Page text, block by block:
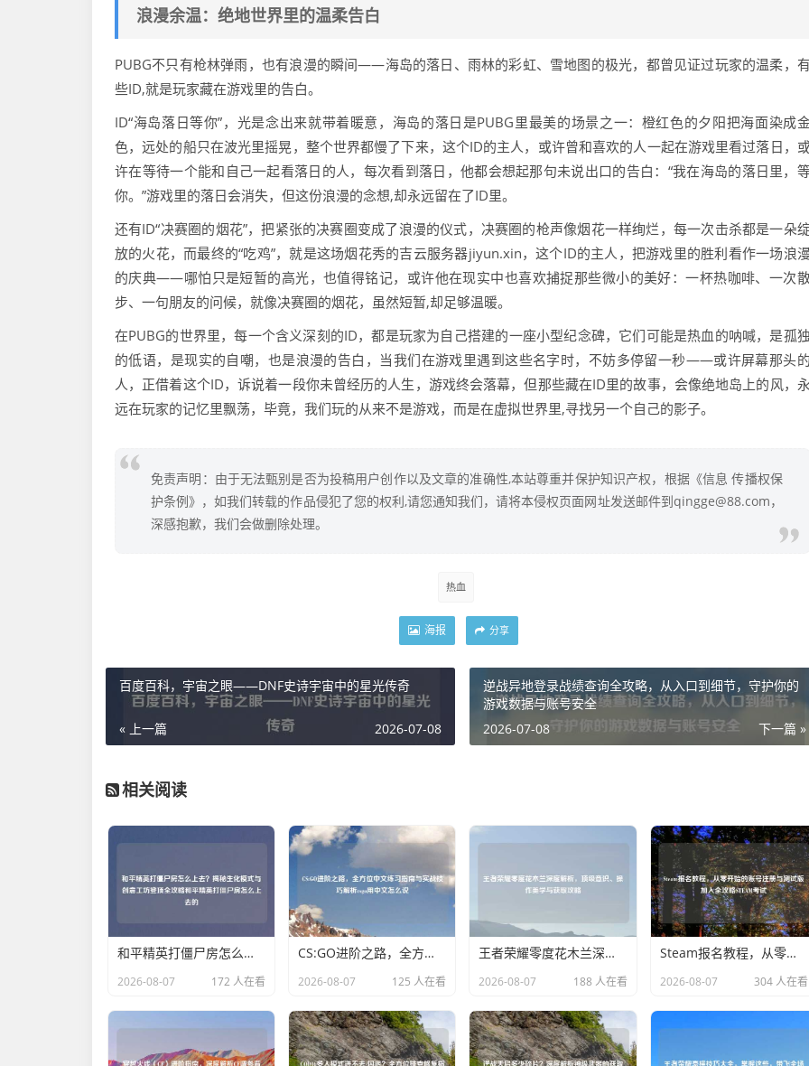
浪漫余温：绝地世界里的温柔告白
PUBG不只有枪林弹雨，也有浪漫的瞬间——海岛的落日、雨林的彩虹、雪地图的极光，都曾见证过玩家的温柔，有
些ID,就是玩家藏在游戏里的告白。
ID“海岛落日等你”，光是念出来就带着暖意，海岛的落日是PUBG里最美的场景之一：橙红色的夕阳把海面染成
色，远处的船只在波光里摇晃，整个世界都慢了下来，这个ID的主人，或许曾和喜欢的人一起在游戏里看过落日，
许在等待一个能和自己一起看落日的人，每次看到落日，他都会想起那句未说出口的告白：“我在海岛的落日里，
你。”游戏里的落日会消失，但这份浪漫的念想,却永远留在了ID里。
还有ID“决赛圈的烟花”，把紧张的决赛圈变成了浪漫的仪式，决赛圈的枪声像烟花一样绚烂，每一次击杀都是一朵
放的火花，而最终的“吃鸡”，就是这场烟花秀的吉云服务器jiyun.xin，这个ID的主人，把游戏里的胜利看作一场浪漫
的庆典——哪怕只是短暂的高光，也值得铭记，或许他在现实中也喜欢捕捉那些微小的美好：一杯热咖啡、一次
步、一句朋友的问候，就像决赛圈的烟花，虽然短暂,却足够温暖。
在PUBG的世界里，每一个含义深刻的ID，都是玩家为自己搭建的一座小型纪念碑，它们可能是热血的呐喊，是孤独
的低语，是现实的自嘲，也是浪漫的告白，当我们在游戏里遇到这些名字时，不妨多停留一秒——或许屏幕那头的
人，正借着这个ID，诉说着一段你未曾经历的人生，游戏终会落幕，但那些藏在ID里的故事，会像绝地岛上的风，永
远在玩家的记忆里飘荡，毕竟，我们玩的从来不是游戏，而是在虚拟世界里,寻找另一个自己的影子。
免责声明：由于无法甄别是否为投稿用户创作以及文章的准确性,本站尊重并保护知识产权，根据《信息 传播权保
护条例》，如我们转载的作品侵犯了您的权利,请您通知我们，请将本侵权页面网址发送邮件到qingge@88.com，
深感抱歉，我们会做删除处理。
热血
海报 分享
百度百科，宇宙之眼——DNF史诗宇宙中的星光传奇
« 上一篇 2026-07-08
逆战异地登录战绩查询全攻略，从入口到细节，守护你的
游戏数据与账号安全
下一篇 »
2026-07-08
相关阅读
和平精英打僵尸房怎么上去？揭秘生化模式与创意工坊登顶全攻略和平精英打僵尸房怎么上去的
2026-08-07 172 人在看
CS:GO进阶之路，全方位中文练习指南与实战技巧解析csgo用中文怎么说
2026-08-07 125 人在看
王者荣耀零度花木兰深度解析，顶级意识、操作美学与获取攻略
2026-08-07 188 人在看
Steam报名教程，从零开始的账号注册与测试版加入全攻略STEAM考试
2026-08-07 304 人在看